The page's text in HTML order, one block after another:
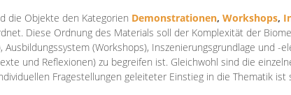
die Objekte den Kategorien Demonstrationen, Workshops,
Diese Ordnung des Materials soll der Komplexität der
(Workshops), Inszenierungsgrundlage und -
und Reflexionen) zu begreifen ist. Gleichwohl sind die
Fragestellungen geleiteter Einstieg in die Thematik ist